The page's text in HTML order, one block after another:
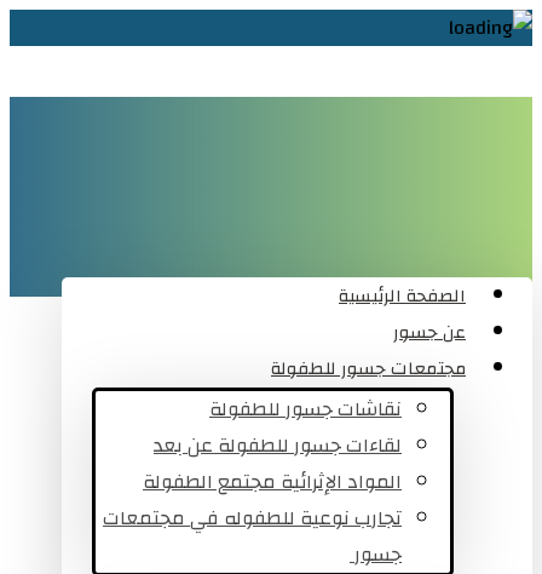
الصفحة الرئيسية
عن جسور
مجتمعات جسور للطفولة
نقاشات جسور للطفولة
لقاءات جسور للطفولة عن بعد
المواد الإثرائية مجتمع الطفولة
تجارب نوعية للطفوله في مجتمعات
جسور ​